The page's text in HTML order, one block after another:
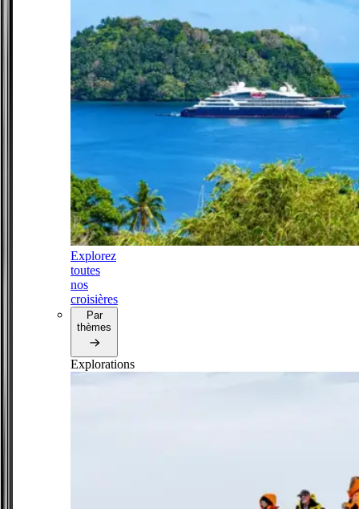
Explorez
toutes
nos
croisières
Par
thèmes
Explorations